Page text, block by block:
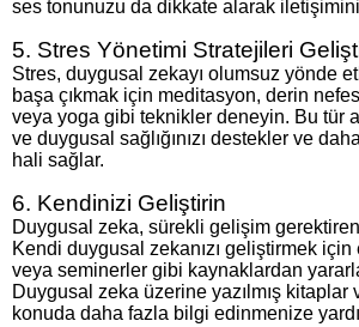
ses tonunuzu da dikkate alarak
5. Stres Yönetimi Stratejileri
Stres, duygusal zekayı olumsuz yönde
başa çıkmak için meditasyon, derin
veya yoga gibi teknikler deneyin. Bu tür
ve duygusal sağlığınızı destekler ve
hali sağlar.
6. Kendinizi Geliştirin
Duygusal zeka, sürekli gelişim
Kendi duygusal zekanızı geliştirmek
veya seminerler gibi kaynaklardan
Duygusal zeka üzerine yazılmış kitaplar
konuda daha fazla bilgi edinmenize